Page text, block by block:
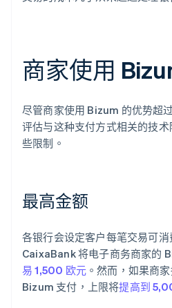
商家使用
尽管商家使用 Bizum 的优势超
评估与这种支付方式相关的技
些限制。
最高金额
各银行会设定客户每笔交易可消
CaixaBank 将电子商务商家的
易 1,500 欧元 。然而，如果商
Bizum 支付，上限将提高到